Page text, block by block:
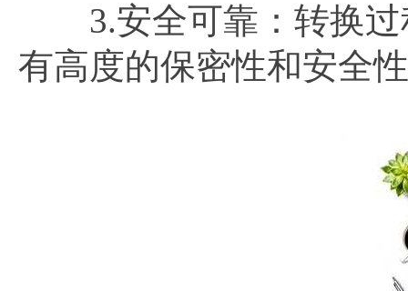
3.安全可靠：转换过
有高度的保密性和安全